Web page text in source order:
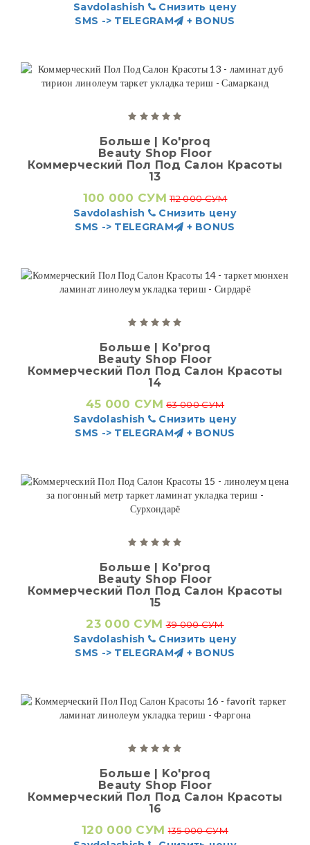
Savdolashish
Снизить цену
SMS -> TELEGRAM
+ BONUS
Больше | Ko'proq
Beauty Shop Floor
Коммерческий Пол Под Салон Красоты
13
100 000 СУМ 112 000 СУМ
Savdolashish
Снизить цену
SMS -> TELEGRAM
+ BONUS
Больше | Ko'proq
Beauty Shop Floor
Коммерческий Пол Под Салон Красоты
14
45 000 СУМ 63 000 СУМ
Savdolashish
Снизить цену
SMS -> TELEGRAM
+ BONUS
Больше | Ko'proq
Beauty Shop Floor
Коммерческий Пол Под Салон Красоты
15
23 000 СУМ 39 000 СУМ
Savdolashish
Снизить цену
SMS -> TELEGRAM
+ BONUS
Больше | Ko'proq
Beauty Shop Floor
Коммерческий Пол Под Салон Красоты
16
120 000 СУМ 135 000 СУМ